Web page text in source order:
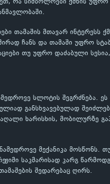
რა სიმბოლოები ქმნის
თამაშის მთავარ ინტერესს
ჩანს და თამაში უფრო
თუ უფრო დაძაბული
სლოტის შეგრძნება. ეს
განსხვავებულად
ხარისხის, მობილურზე
მექანიკა
საკმარისად კარგ
შედარებაც ღირს.